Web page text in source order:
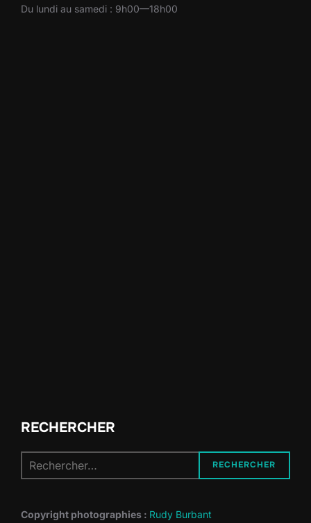
Du lundi au samedi : 9h00—18h00
RECHERCHER
pour :
RECHERCHER
Copyright photographies : Rudy Burbant